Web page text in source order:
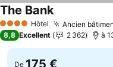
4 Étoiles Hôtel Ancien
The BankConsulter les
8,8 Excellent 2 362 à
De 175 €